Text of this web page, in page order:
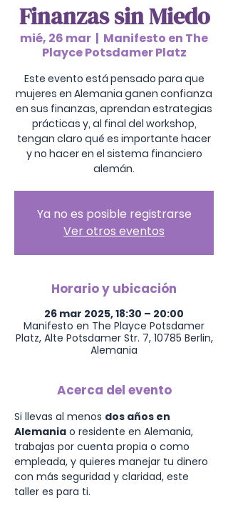
Finanzas sin Miedo
mié, 26 mar
  |
Manifesto en The
Playce Potsdamer Platz
Este evento está pensado para que
mujeres en Alemania ganen confianza
en sus finanzas, aprendan estrategias
prácticas y, al final del workshop,
tengan claro qué es importante hacer
y no hacer en el sistema financiero
Ya no es posible registrarse
Ver otros eventos
Horario y ubicación
26 mar 2025, 18:30 – 20:00
Manifesto en The Playce Potsdamer
Platz, Alte Potsdamer Str. 7, 10785 Berlin,
Alemania
Acerca del evento
Si llevas al menos dos años en
Alemania o residente en Alemania,
trabajas por cuenta propia o como
empleada, y quieres manejar tu dinero
con más seguridad y claridad, este
taller es para ti.